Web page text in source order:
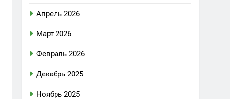
Апрель 2026
Март 2026
Февраль 2026
Декабрь 2025
Ноябрь 2025